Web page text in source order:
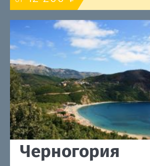
Черногория